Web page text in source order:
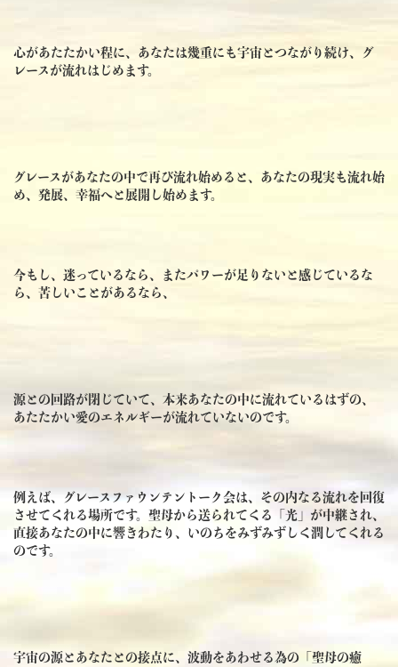
心があたたかい程に、あなたは幾重にも宇宙とつながり続け、グ
レースが流れはじめます。
グレースがあなたの中で再び流れ始めると、あなたの現実も流れ始
め、発展、幸福へと展開し始めます。
今もし、迷っているなら、またパワーが足りないと感じているな
ら、苦しいことがあるなら、
源との回路が閉じていて、本来あなたの中に流れているはずの、
あたたかい愛のエネルギーが流れていないのです。
例えば、グレースファウンテントーク会は、その内なる流れを回復
させてくれる場所です。聖母から送られてくる「光」が中継され、
直接あなたの中に響きわたり、いのちをみずみずしく潤してくれる
のです。
宇宙の源とあなたとの接点に、波動をあわせる為の「聖母の癒